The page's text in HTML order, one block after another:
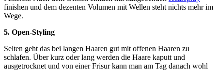
finishen und dem dezenten Volumen mit Wellen steht nichts mehr im
Wege.
5. Open-Styling
Selten geht das bei langen Haaren gut mit offenen Haaren zu
schlafen. Über kurz oder lang werden die Haare kaputt und
ausgetrocknet und von einer Frisur kann man am Tag danach wohl